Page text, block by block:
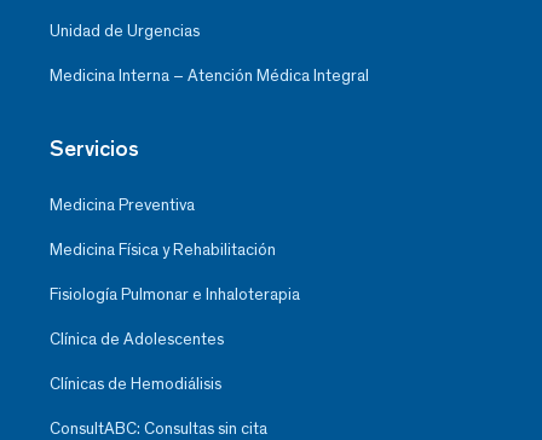
Unidad de Urgencias
Medicina Interna – Atención Médica Integral
Servicios
Medicina Preventiva
Medicina Física y Rehabilitación
Fisiología Pulmonar e Inhaloterapia
Clínica de Adolescentes
Clínicas de Hemodiálisis
ConsultABC: Consultas sin cita